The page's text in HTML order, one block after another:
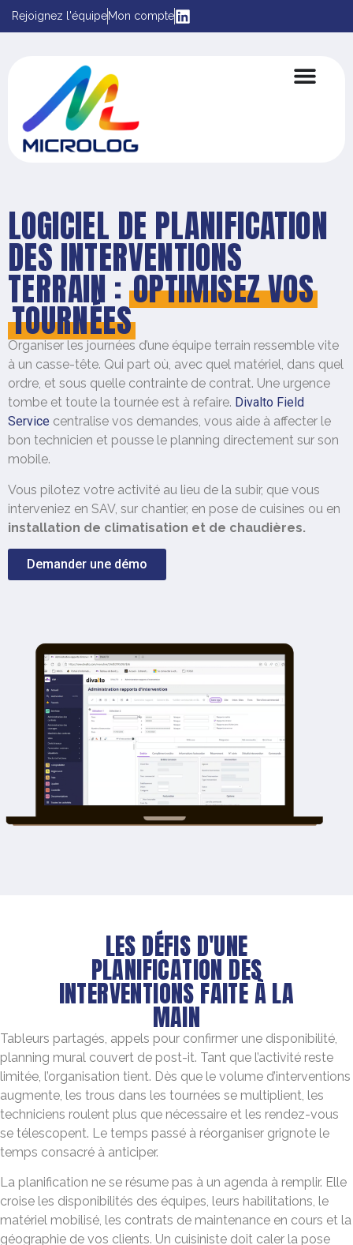
Rejoignez l'équipeMon compte
LOGICIEL DE PLANIFICATION
DES INTERVENTIONS
TERRAIN : OPTIMISEZ VOS
TOURNÉES
Organiser les journées d’une équipe terrain ressemble vite
à un casse-tête. Qui part où, avec quel matériel, dans quel
ordre, et sous quelle contrainte de contrat. Une urgence
tombe et toute la tournée est à refaire. Divalto Field
Service centralise vos demandes, vous aide à affecter le
bon technicien et pousse le planning directement sur son
mobile.
Vous pilotez votre activité au lieu de la subir, que vous
interveniez en SAV, sur chantier, en pose de cuisines ou en
installation de climatisation et de chaudières.
Demander une démo
LES DÉFIS D'UNE
PLANIFICATION DES
INTERVENTIONS FAITE À LA
MAIN
Tableurs partagés, appels pour confirmer une disponibilité,
planning mural couvert de post-it. Tant que l’activité reste
limitée, l’organisation tient. Dès que le volume d’interventions
augmente, les trous dans les tournées se multiplient, les
techniciens roulent plus que nécessaire et les rendez-vous
se télescopent. Le temps passé à réorganiser grignote le
temps consacré à anticiper.
La planification ne se résume pas à un agenda à remplir. Elle
croise les disponibilités des équipes, leurs habilitations, le
matériel mobilisé, les contrats de maintenance en cours et la
géographie de vos clients. Un cuisiniste doit caler la pose